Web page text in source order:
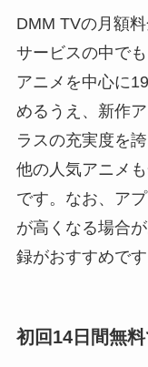
DMM TVの月額
サービスの中で
アニメを中心に
めるうえ、新作
ラスの充実度を
他の人気アニメ
です。なお、ア
が高くなる場合
録がおすすめです
初回14日間無